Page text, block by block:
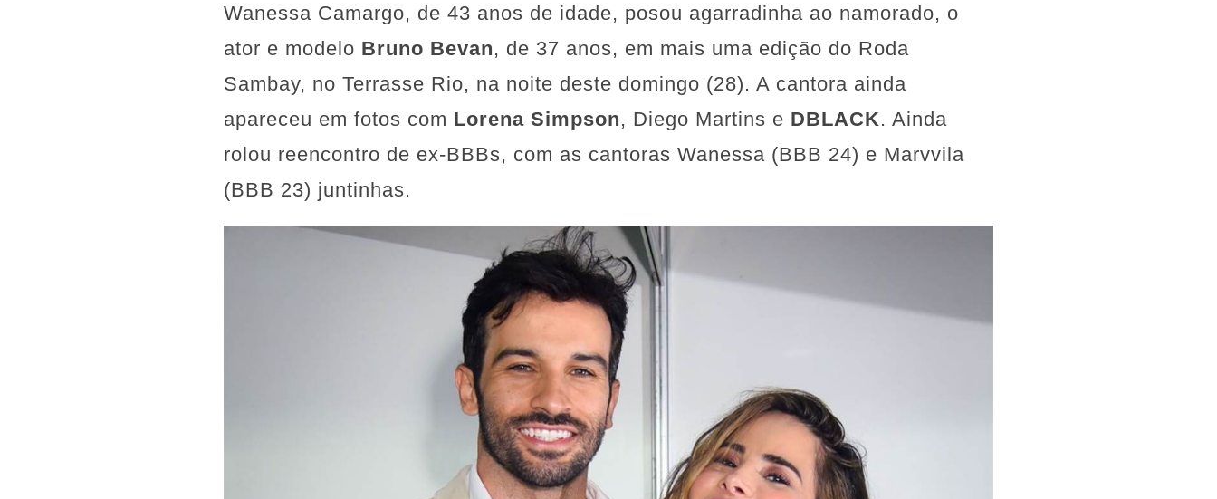
Wanessa Camargo, de 43 anos de idade, posou agarradinha ao namorado, o
ator e modelo Bruno Bevan, de 37 anos, em mais uma edição do Roda
Sambay, no Terrasse Rio, na noite deste domingo (28). A cantora ainda
apareceu em fotos com Lorena Simpson, Diego Martins e DBLACK. Ainda
rolou reencontro de ex-BBBs, com as cantoras Wanessa (BBB 24) e Marvvila
(BBB 23) juntinhas.